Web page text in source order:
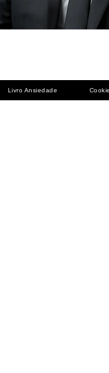
Livro Ansiedade